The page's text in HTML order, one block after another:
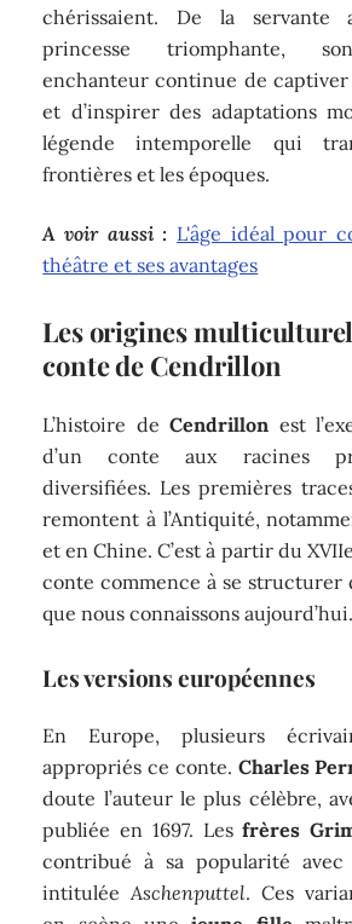
chérissaient. De la servante
princesse triomphante,
enchanteur continue de captiver
et d’inspirer des adaptations
légende intemporelle qui
frontières et les époques.
A voir aussi : L'âge idéal pour
théâtre et ses avantages
Les origines
conte de Cendrillon
L’histoire deCendrillon est
d’un conte aux racines
diversifiées. Les premières
remontent à l’Antiquité,
et en Chine. C’est à partir du
conte commence à se structurer
que nous connaissons aujourd’hui.
Les versions européennes
En Europe, plusieurs
appropriés ce conte. Charles
doute l’auteur le plus célèbre,
publiée en 1697. Lesfrères
contribué à sa popularité
intitulée Aschenputtel. Ces